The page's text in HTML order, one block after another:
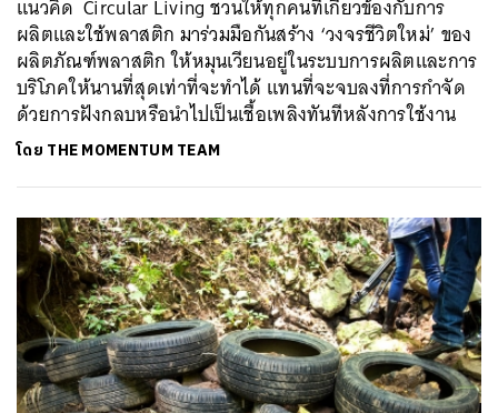
แนวคิด Circular Living ชวนให้ทุกคนที่เกี่ยวข้องกับการ
ผลิตและใช้พลาสติก มาร่วมมือกันสร้าง ‘วงจรชีวิตใหม่’ ของ
ผลิตภัณฑ์พลาสติก ให้หมุนเวียนอยู่ในระบบการผลิตและการ
บริโภคให้นานที่สุดเท่าที่จะทำได้ แทนที่จะจบลงที่การกำจัด
ด้วยการฝังกลบหรือนำไปเป็นเชื้อเพลิงทันทีหลังการใช้งาน
โดย THE MOMENTUM TEAM